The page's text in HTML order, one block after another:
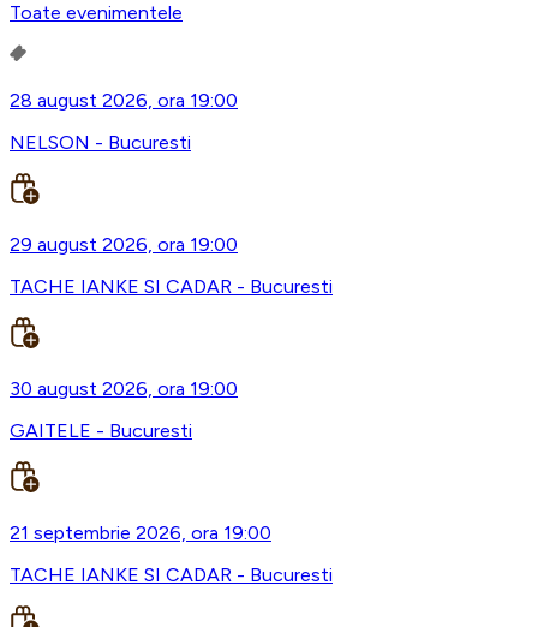
Toate evenimentele
28 august 2026, ora 19:00
NELSON - Bucuresti
29 august 2026, ora 19:00
TACHE IANKE SI CADAR - Bucuresti
30 august 2026, ora 19:00
GAITELE - Bucuresti
21 septembrie 2026, ora 19:00
TACHE IANKE SI CADAR - Bucuresti